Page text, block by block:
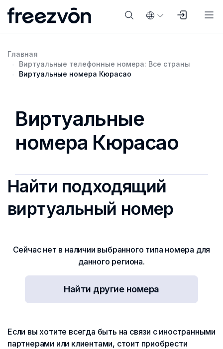
Главная
Виртуальные телефонные номера: Все страны
Виртуальные номера Кюрасао
Виртуальные
номера Кюрасао
Найти подходящий
виртуальный номер
Сейчас нет в наличии выбранного типа номера для
данного региона.
Найти другие номера
Если вы хотите всегда быть на связи с иностранными
партнерами или клиентами, стоит приобрести